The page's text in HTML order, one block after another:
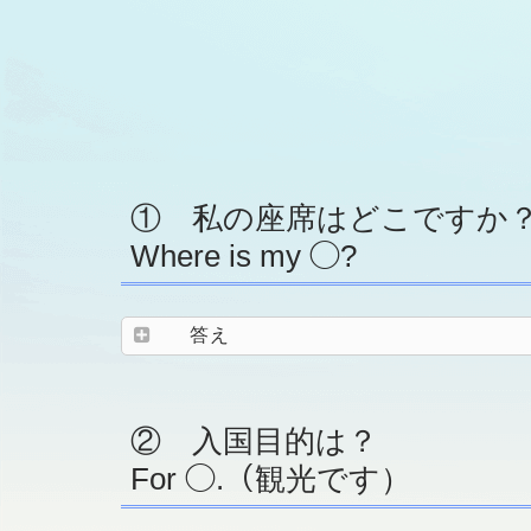
① 私の座席はどこですか
Where is my ◯?
答え
② 入国目的は？
For ◯.（観光です）